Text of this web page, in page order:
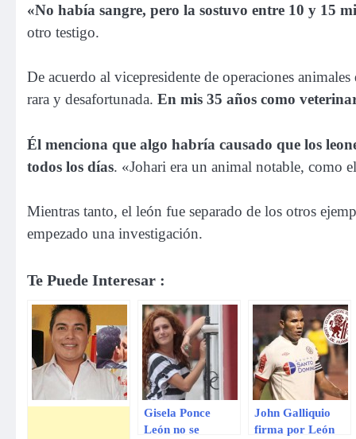
«No había sangre, pero la sostuvo entre 10 y 15
otro testigo.
De acuerdo al vicepresidente de operaciones
rara y desafortunada. En mis 35 años como
Él menciona que algo habría causado que los
todos los días. «Johari era un animal notable, como
Mientras tanto, el león fue separado de los otros
empezado una investigación.
Te Puede Interesar :
Gisela Ponce
León no se
John Galliquio
firma por León